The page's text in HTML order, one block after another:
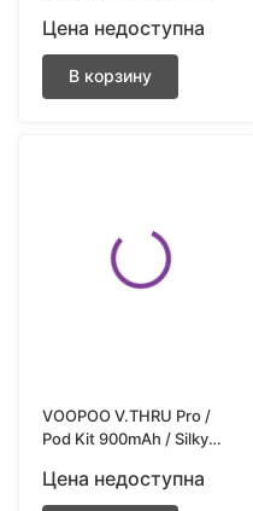
Цена недоступна
В корзину
VOOPOO V.THRU Pro /
Pod Kit 900mAh / Silky
Цена недоступна